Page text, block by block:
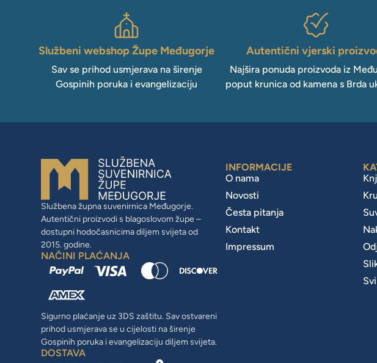
Službeni webshop Župe Međugorje
Sav se prihod usmjerava na širenje
Gospinih poruka i evangelizaciju
Autentični vjerski
Najšira ponuda proizvoda iz
poput krunica od kamena s Brda
Službena župna suvenirnica Međugorje.
Autentični proizvodi s blagoslovom župe –
dostupni hodočasnicima diljem svijeta od
2015. godine.
NAČINI PLAĆANJA
Sigurno plaćanje uz 3DS zaštitu. Sav ostvareni
prihod usmjerava se u cijelosti na širenje
Gospinih poruka i evangelizaciju diljem svijeta.
DOSTAVA
INFORMACIJE
O nama
Novosti
Česta pitanja
Kontakt
Impressum